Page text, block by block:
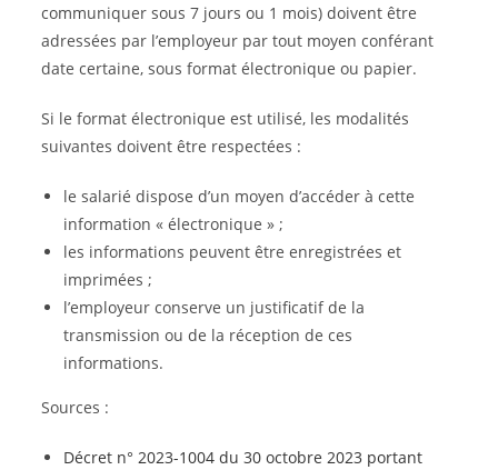
communiquer sous 7 jours ou 1 mois) doivent être
adressées par l’employeur par tout moyen conférant
date certaine, sous format électronique ou papier.
Si le format électronique est utilisé, les modalités
suivantes doivent être respectées :
le salarié dispose d’un moyen d’accéder à cette
information « électronique » ;
les informations peuvent être enregistrées et
imprimées ;
l’employeur conserve un justificatif de la
transmission ou de la réception de ces
informations.
Sources :
Décret n° 2023-1004 du 30 octobre 2023 portant